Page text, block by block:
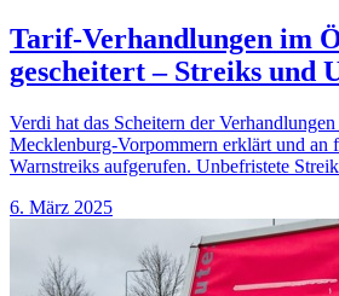
Tarif-Verhandlungen im
gescheitert – Streiks und
Verdi hat das Scheitern der
Mecklenburg-Vorpommern erklärt und an
Warnstreiks aufgerufen. Unbefristete
6. März 2025